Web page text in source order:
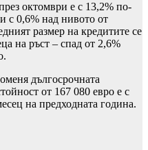
октомври е с 13,2% по-
с 0,6% над нивото от
размер на кредитите се
на ръст – спад от 2,6%
дългосрочната
от 167 080 евро е с
на предходната година.